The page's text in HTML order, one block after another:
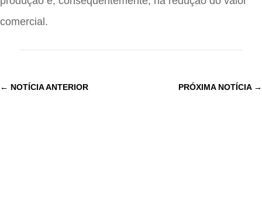
comercial.
← NOTÍCIA ANTERIOR PRÓXIMA NOTÍCIA→